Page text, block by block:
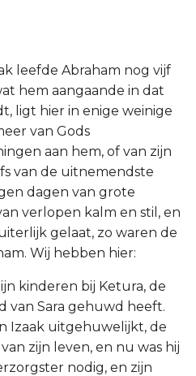
leefde Abraham nog vijf
hem aangaande in dat
ligt hier in enige weinige
van Gods
aan hem, of van zijn
van de uitnemendste
dagen van grote
verlopen kalm en stil, en
gelaat, zo waren de
Wij hebben hier:
kinderen bij Ketura, de
van Sara gehuwd heeft.
Izaak uitgehuwelijkt, de
zijn leven, en nu was hij
nodig, en zijn